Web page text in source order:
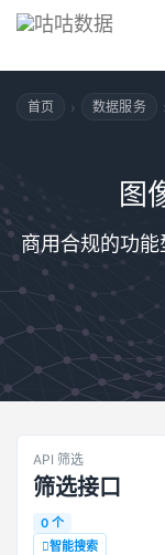
首页 › 数据服务 ›
图
商用合规的功
API 筛选
筛选接口
0 个
智能搜索